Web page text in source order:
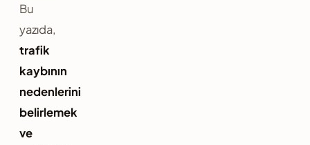
Bu
yazıda,
trafik
kaybının
nedenlerini
belirlemek
ve